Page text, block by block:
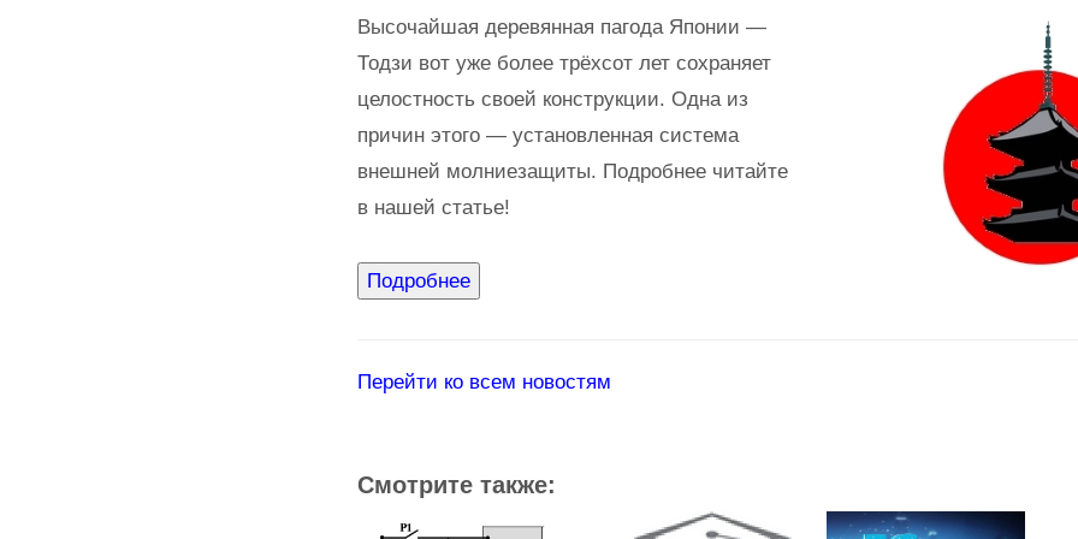
Высочайшая деревянная пагода Японии —
Тодзи вот уже более трёхсот лет сохраняет
целостность своей конструкции. Одна из
причин этого — установленная система
внешней молниезащиты. Подробнее читайте
в нашей статье!
Перейти ко всем новостям
Смотрите также: